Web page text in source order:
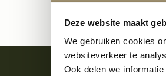
Deze website maakt
We gebruiken cookies
websiteverkeer te
Ook delen we